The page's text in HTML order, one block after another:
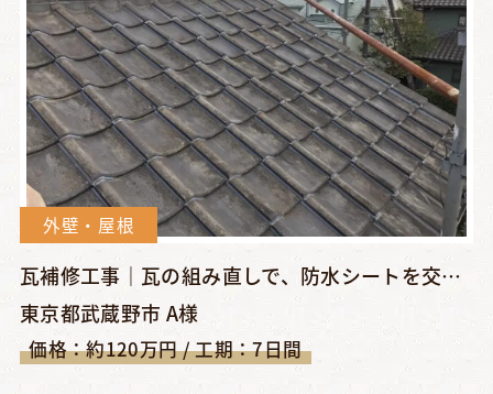
外壁・屋根
瓦補修工事｜瓦の組み直しで、防水シートを交換し雨漏り防止対策...
東京都武蔵野市 A様
価格：約120万円 / 工期：7日間